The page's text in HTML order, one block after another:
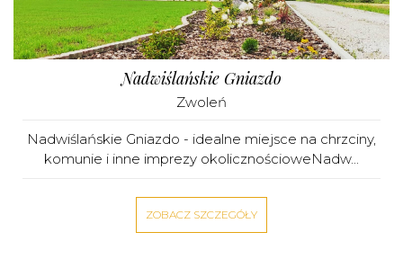
Nadwiślańskie Gniazdo
Zwoleń
Nadwiślańskie Gniazdo - idealne miejsce na chrzciny,
komunie i inne imprezy okolicznościoweNadw...
ZOBACZ SZCZEGÓŁY